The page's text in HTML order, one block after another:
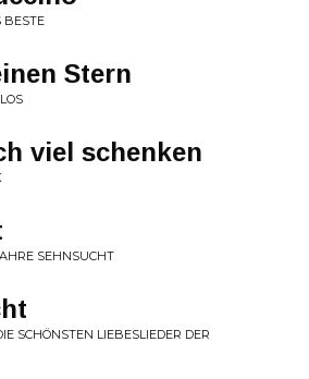
BESTE
Stern
viel schenken
SEHNSUCHT
SCHÖNSTEN LIEBESLIEDER DER